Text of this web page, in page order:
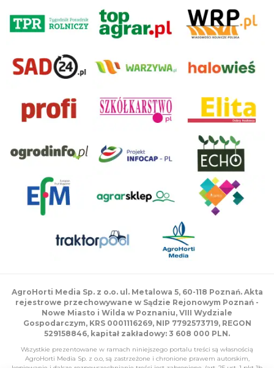
AgroHorti Media Sp. z o.o. ul. Metalowa 5, 60-118 Poznań. Akta
rejestrowe przechowywane w Sądzie Rejonowym Poznań -
Nowe Miasto i Wilda w Poznaniu, VIII Wydziale
Gospodarczym, KRS 0001116269, NIP 7792573719, REGON
529158846, kapitał zakładowy: 3 608 000 PLN.
Wszystkie prezentowane w ramach niniejszego portalu treści są własnością
AgroHorti Media Sp. z o.o, są zastrzeżone i chronione prawem autorskim,